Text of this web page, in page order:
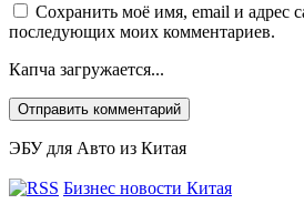
Сохранить моё имя, email и адрес
последующих моих комментариев.
Капча загружается...
ЭБУ для Авто из Китая
Бизнес новости Китая